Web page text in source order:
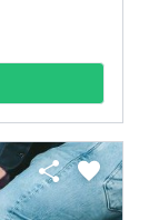
share favorite